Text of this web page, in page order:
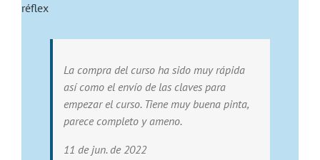
réflex
La compra del curso ha sido muy rápida
así como el envío de las claves para
empezar el curso. Tiene muy buena pinta,
parece completo y ameno.
11 de jun. de 2022